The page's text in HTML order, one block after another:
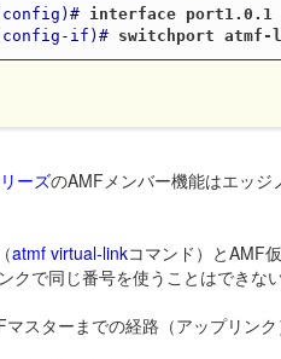
interface port1.0.1
if)#
switchport atmf-
ーズのAMFメンバー機能はエッ
atmf virtual-linkコマンド）とAMF
クで同じ番号を使うことはできな
スターまでの経路（アップリン